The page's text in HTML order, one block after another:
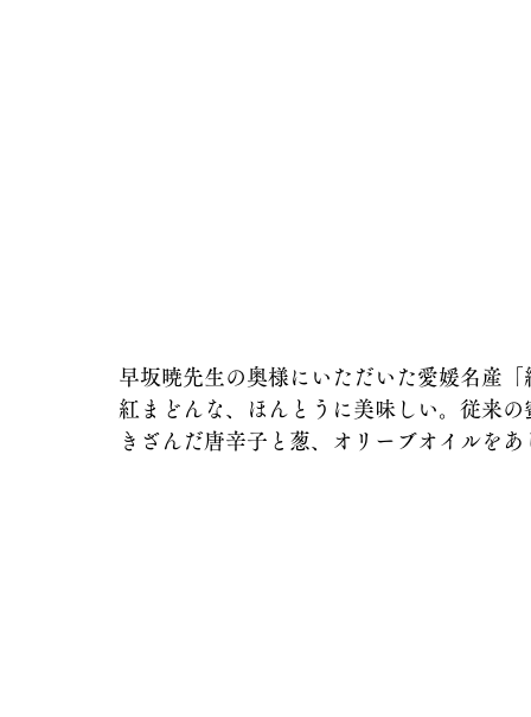
早坂暁先生の奥様にいただいた愛媛名産
紅まどんな、ほんとうに美味しい。従来
きざんだ唐辛子と葱、オリーブオイルをあ